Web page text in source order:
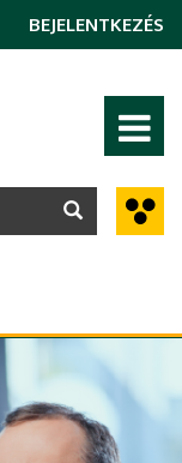
BEJELENTKEZÉS